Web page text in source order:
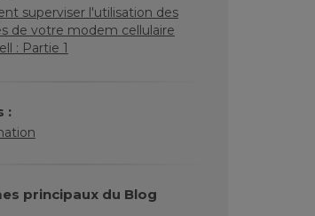
superviser l'utilisation des
de votre modem cellulaire
: Partie 1
:
principaux du Blog